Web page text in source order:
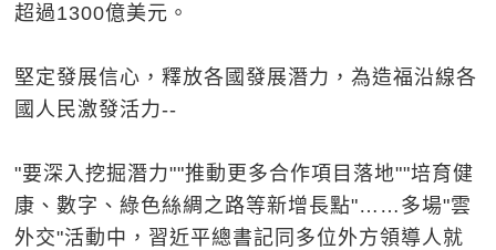
超過1300億美元。
堅定發展信心，釋放各國發展潛力，為造福沿線各
國人民激發活力--
"要深入挖掘潛力""推動更多合作項目落地""培育健
康、數字、綠色絲綢之路等新增長點"……多場"雲
外交"活動中，習近平總書記同多位外方領導人就